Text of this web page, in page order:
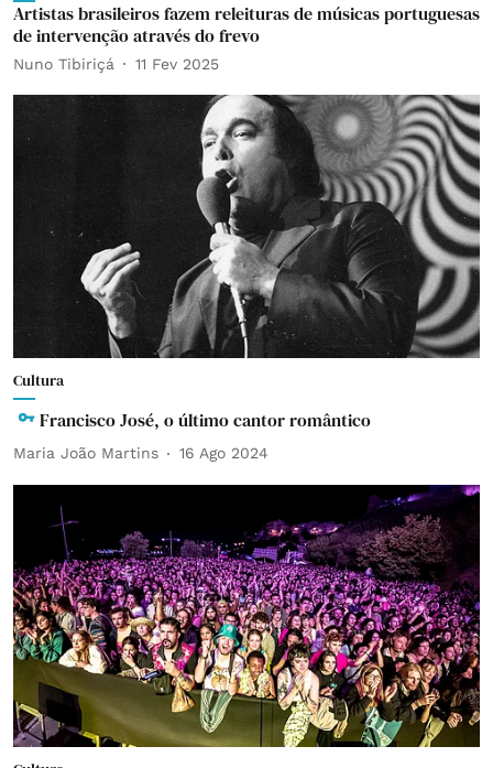
Artistas brasileiros fazem releituras de músicas portuguesas
de intervenção através do frevo
Nuno Tibiriçá 11 Fev 2025
Cultura
Francisco José, o último cantor romântico
Maria João Martins 16 Ago 2024